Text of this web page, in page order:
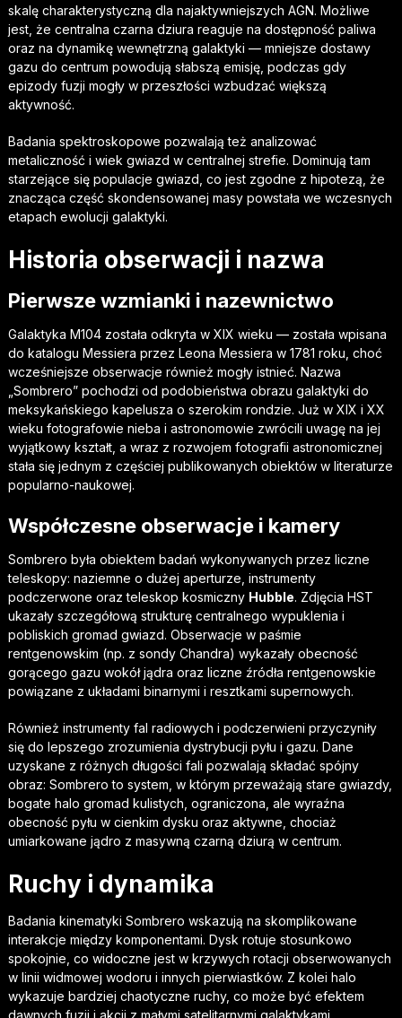
skalę charakterystyczną dla najaktywniejszych AGN. Możliwe
jest, że centralna czarna dziura reaguje na dostępność paliwa
oraz na dynamikę wewnętrzną galaktyki — mniejsze dostawy
gazu do centrum powodują słabszą emisję, podczas gdy
epizody fuzji mogły w przeszłości wzbudzać większą
aktywność.
Badania spektroskopowe pozwalają też analizować
metaliczność i wiek gwiazd w centralnej strefie. Dominują tam
starzejące się populacje gwiazd, co jest zgodne z hipotezą, że
znacząca część skondensowanej masy powstała we wczesnych
etapach ewolucji galaktyki.
Historia obserwacji i nazwa
Pierwsze wzmianki i nazewnictwo
Galaktyka M104 została odkryta w XIX wieku — została wpisana
do katalogu Messiera przez Leona Messiera w 1781 roku, choć
wcześniejsze obserwacje również mogły istnieć. Nazwa
„Sombrero” pochodzi od podobieństwa obrazu galaktyki do
meksykańskiego kapelusza o szerokim rondzie. Już w XIX i XX
wieku fotografowie nieba i astronomowie zwrócili uwagę na jej
wyjątkowy kształt, a wraz z rozwojem fotografii astronomicznej
stała się jednym z częściej publikowanych obiektów w literaturze
popularno-naukowej.
Współczesne obserwacje i kamery
Sombrero była obiektem badań wykonywanych przez liczne
teleskopy: naziemne o dużej aperturze, instrumenty
podczerwone oraz teleskop kosmiczny Hubble. Zdjęcia HST
ukazały szczegółową strukturę centralnego wypuklenia i
pobliskich gromad gwiazd. Obserwacje w paśmie
rentgenowskim (np. z sondy Chandra) wykazały obecność
gorącego gazu wokół jądra oraz liczne źródła rentgenowskie
powiązane z układami binarnymi i resztkami supernowych.
Również instrumenty fal radiowych i podczerwieni przyczyniły
się do lepszego zrozumienia dystrybucji pyłu i gazu. Dane
uzyskane z różnych długości fali pozwalają składać spójny
obraz: Sombrero to system, w którym przeważają stare gwiazdy,
bogate halo gromad kulistych, ograniczona, ale wyraźna
obecność pyłu w cienkim dysku oraz aktywne, chociaż
umiarkowane jądro z masywną czarną dziurą w centrum.
Ruchy i dynamika
Badania kinematyki Sombrero wskazują na skomplikowane
interakcje między komponentami. Dysk rotuje stosunkowo
spokojnie, co widoczne jest w krzywych rotacji obserwowanych
w linii widmowej wodoru i innych pierwiastków. Z kolei halo
wykazuje bardziej chaotyczne ruchy, co może być efektem
dawnych fuzji i akcji z małymi satelitarnymi galaktykami.